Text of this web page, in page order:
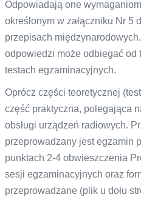
Odpowiadają one
określonym w załączniku Nr 5
przepisach
odpowiedzi może odbiegać od
testach egzaminacyjnych.
Oprócz części teoretycznej
część praktyczna, polegająca
obsługi urządzeń radiowych.
przeprowadzany jest egzamin
punktach 2-4 obwieszczenia
sesji egzaminacyjnych oraz
przeprowadzane (plik u dołu